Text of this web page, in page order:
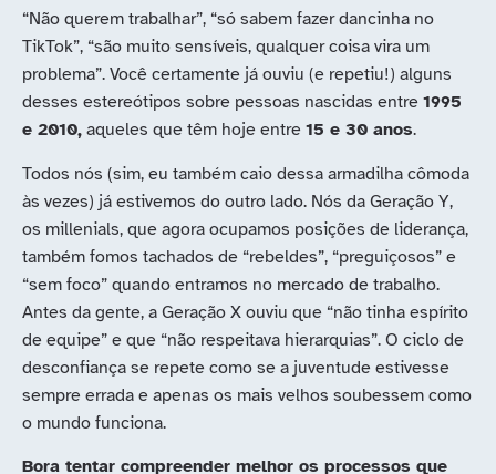
“Não querem trabalhar”, “só sabem fazer dancinha no
TikTok”, “são muito sensíveis, qualquer coisa vira um
problema”. Você certamente já ouviu (e repetiu!) alguns
desses estereótipos sobre pessoas nascidas entre 1995
e 2010, aqueles que têm hoje entre 15 e 30 anos.
Todos nós (sim, eu também caio dessa armadilha cômoda
às vezes) já estivemos do outro lado. Nós da Geração Y,
os millenials, que agora ocupamos posições de liderança,
também fomos tachados de “rebeldes”, “preguiçosos” e
“sem foco” quando entramos no mercado de trabalho.
Antes da gente, a Geração X ouviu que “não tinha espírito
de equipe” e que “não respeitava hierarquias”. O ciclo de
desconfiança se repete como se a juventude estivesse
sempre errada e apenas os mais velhos soubessem como
o mundo funciona.
Bora tentar compreender melhor os processos que